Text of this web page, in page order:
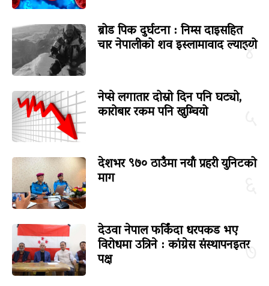
४
ब्रोड पिक दुर्घटना : निम्स दाइसहित
चार नेपालीको शव इस्लामावाद ल्याइयो
नेप्से लगातार दोस्रो दिन पनि घट्यो,
कारोबार रकम पनि खुम्चियो
देशभर ९७० ठाउँमा नयाँ प्रहरी युनिटको
माग
७
देउवा नेपाल फर्किंदा धरपकड भए
विरोधमा उत्रिने : कांग्रेस संस्थापनइतर
पक्ष